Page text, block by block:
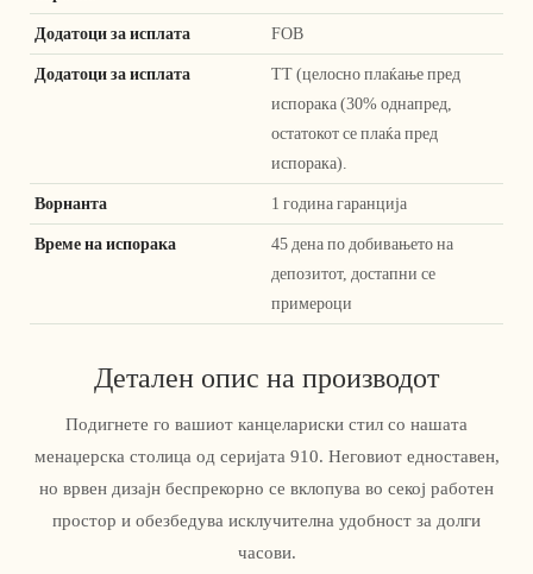
Додатоци за исплата FOB
Додатоци за исплата
ТТ (целосно плаќање пред
испорака (30% однапред,
остатокот се плаќа пред
испорака).
Ворнанта 1 година гаранција
Време на испорака
45 дена по добивањето на
депозитот, достапни се
примероци
Детален опис на производот
Подигнете го вашиот канцелариски стил со нашата
менаџерска столица од серијата 910. Неговиот едноставен,
но врвен дизајн беспрекорно се вклопува во секој работен
простор и обезбедува исклучителна удобност за долги
часови.